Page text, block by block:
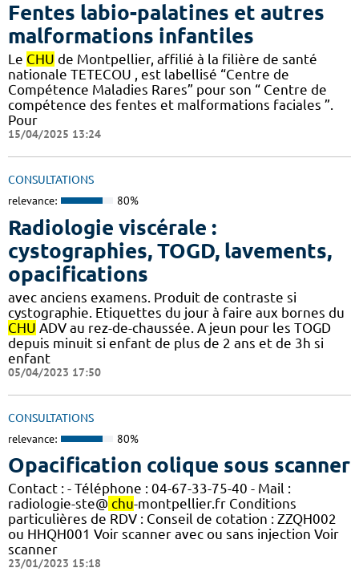
Fentes labio-palatines et autres
malformations infantiles
Le CHU de Montpellier, affilié à la filière de santé
nationale TETECOU , est labellisé “Centre de
Compétence Maladies Rares” pour son “ Centre de
compétence des fentes et malformations faciales ”.
Pour
15/04/2025 13:24
CONSULTATIONS
relevance: 80%
Radiologie viscérale :
cystographies, TOGD, lavements,
opacifications
avec anciens examens. Produit de contraste si
cystographie. Etiquettes du jour à faire aux bornes du
CHU ADV au rez-de-chaussée. A jeun pour les TOGD
depuis minuit si enfant de plus de 2 ans et de 3h si
enfant
05/04/2023 17:50
CONSULTATIONS
relevance: 80%
Opacification colique sous scanner
Contact : - Téléphone : 04-67-33-75-40 - Mail :
radiologie-ste@ chu-montpellier.fr Conditions
particulières de RDV : Conseil de cotation : ZZQH002
ou HHQH001 Voir scanner avec ou sans injection Voir
scanner
23/01/2023 15:18